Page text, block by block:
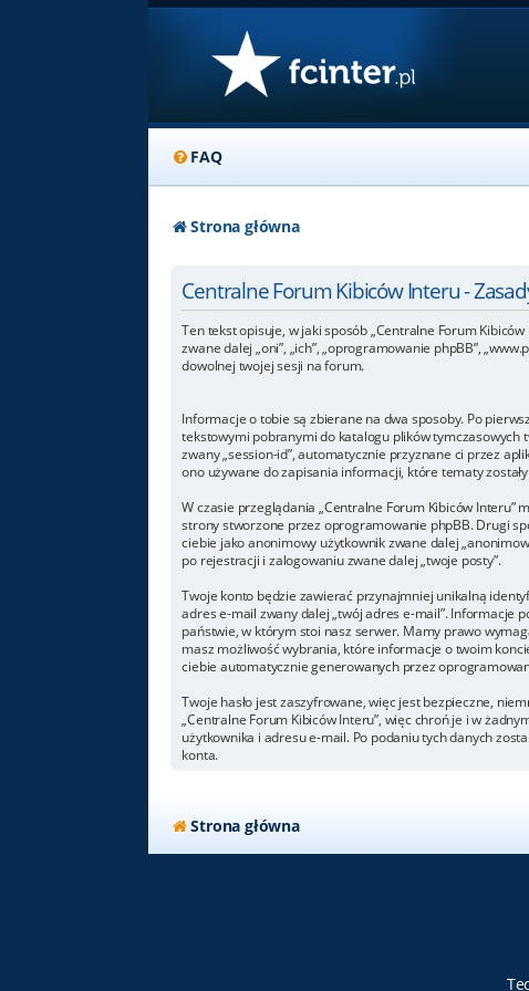
FAQ
Strona główna
Centralne Forum Kibiców Interu -
Ten tekst opisuje, w jaki sposób „Centralne Forum
zwane dalej „oni”, „ich”, „oprogramowanie phpBB”,
dowolnej twojej sesji na forum.
Informacje o tobie są zbierane na dwa sposoby. Po
tekstowymi pobranymi do katalogu plików tymczasowych
zwany „session-id”, automatycznie przyznane ci przez
ono używane do zapisania informacji, które tematy
W czasie przeglądania „Centralne Forum Kibiców
strony stworzone przez oprogramowanie phpBB. Drugi
ciebie jako anonimowy użytkownik zwane dalej
po rejestracji i zalogowaniu zwane dalej „twoje posty”.
Twoje konto będzie zawierać przynajmniej unikalną
adres e-mail zwany dalej „twój adres e-mail”. Informacje
państwie, w którym stoi nasz serwer. Mamy prawo
masz możliwość wybrania, które informacje o twoim
ciebie automatycznie generowanych przez
Twoje hasło jest zaszyfrowane, więc jest bezpieczne,
„Centralne Forum Kibiców Interu”, więc chroń je i w
użytkownika i adresu e-mail. Po podaniu tych danych
konta.
Strona główna